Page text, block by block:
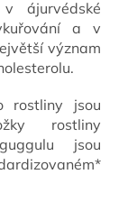
ájurvédské
a v
význam
rostliny jsou
rostliny
jsou